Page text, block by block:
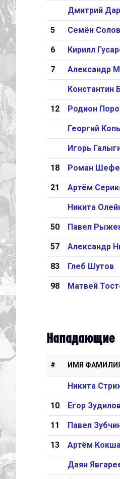
Дмитрий
5 Семён
6 Кирилл
7 Александр
Константин
12 Родион
Георгий
Игорь
18 Роман
21 Артём
Никита
50 Павел
57 Александр
83 Глеб Шутов
98 Матвей
Нападающие
# ИМЯ
Никита
10 Егор
11 Павел
13 Артём
Даян